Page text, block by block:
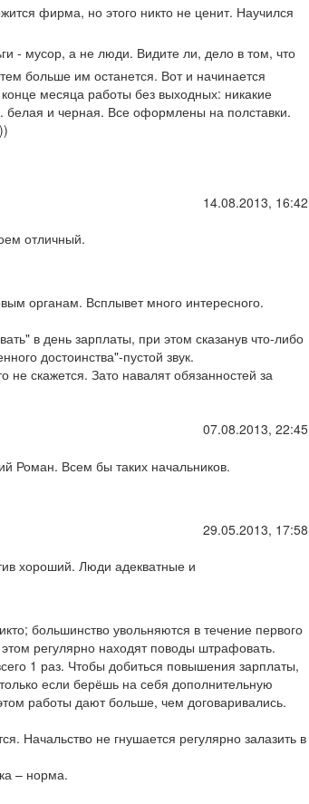
фирма, но этого никто не ценит. Научился
- мусор, а не люди. Видите ли, дело в том, что
больше им останется. Вот и начинается
месяца работы без выходных: никакие
белая и черная. Все оформлены на полставки.
14.08.2013, 16:42
отличный.
органам. Всплывет много интересного.
в день зарплаты, при этом сказанув что-либо
достоинства"-пустой звук.
скажется. Зато навалят обязанностей за
07.08.2013, 22:45
Роман. Всем бы таких начальников.
29.05.2013, 17:58
хороший. Люди адекватные и
большинство увольняются в течение первого
регулярно находят поводы штрафовать.
1 раз. Чтобы добиться повышения зарплаты,
если берёшь на себя дополнительную
работы дают больше, чем договаривались.
Начальство не гнушается регулярно залазить в
– норма.